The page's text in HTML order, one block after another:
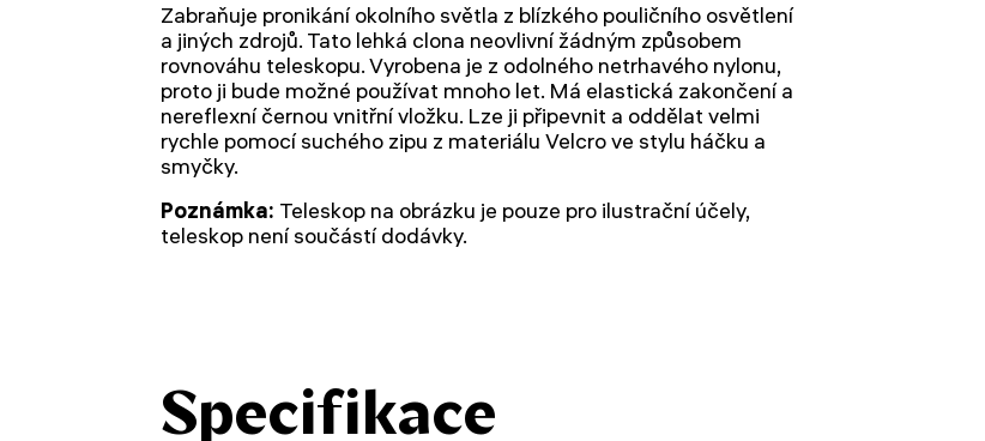
Zabraňuje pronikání okolního světla z blízkého pouličního osvětlení
a jiných zdrojů. Tato lehká clona neovlivní žádným způsobem
rovnováhu teleskopu. Vyrobena je z odolného netrhavého nylonu,
proto ji bude možné používat mnoho let. Má elastická zakončení a
nereflexní černou vnitřní vložku. Lze ji připevnit a oddělat velmi
rychle pomocí suchého zipu z materiálu Velcro ve stylu háčku a
smyčky.
Poznámka: Teleskop na obrázku je pouze pro ilustrační účely,
teleskop není součástí dodávky.
Specifikace